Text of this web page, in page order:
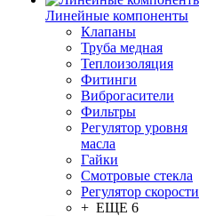
Линейные компоненты
Клапаны
Труба медная
Теплоизоляция
Фитинги
Виброгасители
Фильтры
Регулятор уровня
масла
Гайки
Смотровые стекла
Регулятор скорости
+ ЕЩЕ 6